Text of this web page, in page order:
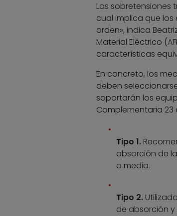
Las sobretensiones
cual implica que
orden», indica
Material Eléctrico
características
En concreto, los
deben
soportarán los
Complementaria 23
Tipo 1.
absorción de
o media.
Tipo 2.
de absorción